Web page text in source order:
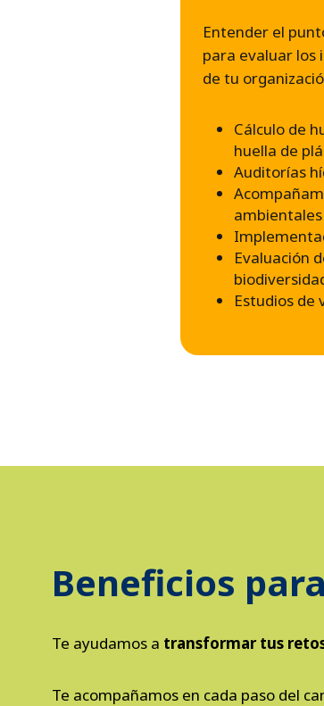
Entender el
para evaluar los
de tu
Cálculo de
huella de
Auditorías
ambientales
Evaluación
Estudios de
Beneficios
Te ayudamos a transformar tus
Te acompañamos en cada paso del